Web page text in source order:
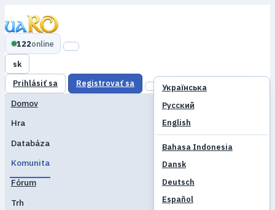
122online
sk
Українська
Русский
English
Bahasa Indonesia
Dansk
Deutsch
Español
Prihlásiť sa Registrovať sa
Domov
Hra
Databáza
Komunita
Fórum
Trh